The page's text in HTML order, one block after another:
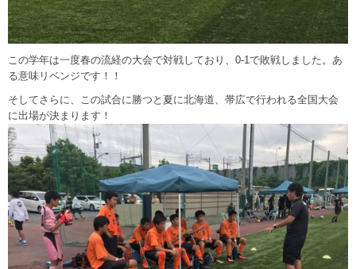
この学年は一度春の流経の大会で対戦しており、0-1で敗戦しました。あ
る意味リベンジです！！
そしてさらに、この試合に勝つと夏に北海道、帯広で行われる全国大会
に出場が決まります！